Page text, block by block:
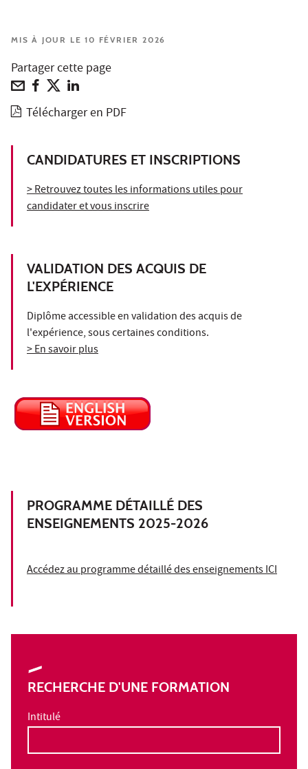
MIS À JOUR LE 10 FÉVRIER 2026
Partager cette page
Télécharger en PDF
CANDIDATURES ET INSCRIPTIONS
> Retrouvez toutes les informations utiles pour
candidater et vous inscrire
VALIDATION DES ACQUIS DE
L'EXPÉRIENCE
Diplôme accessible en validation des acquis de
l'expérience, sous certaines conditions.
> En savoir plus
PROGRAMME DÉTAILLÉ DES
ENSEIGNEMENTS 2025-2026
Accédez au programme détaillé des enseignements ICI
RECHERCHE D'UNE FORMATION
Intitulé